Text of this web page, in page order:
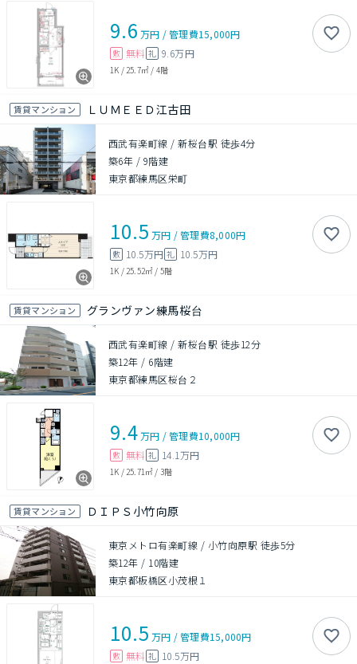
9.6 万円 /管理費15,000円
敷 無料 礼 9.6万円
1K / 25.7㎡ / 4階
賃貸マンション ＬＵＭＥＥＤ江古田
西武有楽町線 / 新桜台駅 徒歩4分
築6年 / 9階建
東京都練馬区栄町
10.5 万円 /管理費8,000円
敷 10.5万円 礼 10.5万円
1K / 25.52㎡ / 5階
賃貸マンション グランヴァン練馬桜台
西武有楽町線 / 新桜台駅 徒歩12分
築12年 / 6階建
東京都練馬区桜台２
9.4万円 /管理費10,000円
敷 無料 礼 14.1万円
1K / 25.71㎡ / 3階
賃貸マンション ＤＩＰＳ小竹向原
東京メトロ有楽町線 / 小竹向原駅 徒歩5分
築12年 / 10階建
東京都板橋区小茂根１
10.5 万円 /管理費15,000円
敷 無料 礼 10.5万円